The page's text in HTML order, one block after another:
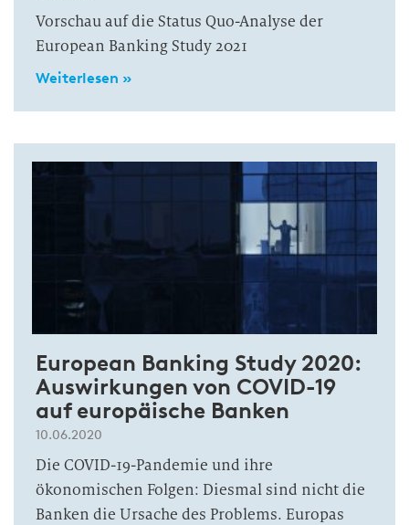
Vorschau auf die Status Quo-Analyse der
European Banking Study 2021
Weiterlesen »
European Banking Study 2020:
Auswirkungen von COVID-19
auf europäische Banken
10.06.2020
Die COVID-19-Pandemie und ihre
ökonomischen Folgen: Diesmal sind nicht die
Banken die Ursache des Problems. Europas